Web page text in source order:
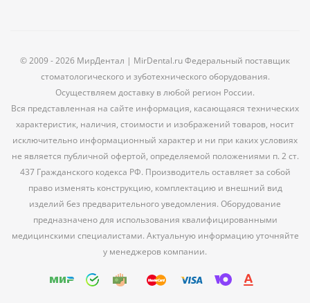
© 2009 - 2026 МирДентал | MirDental.ru Федеральный поставщик
стоматологического и зуботехнического оборудования.
Осуществляем доставку в любой регион России.
Вся представленная на сайте информация, касающаяся технических
характеристик, наличия, стоимости и изображений товаров, носит
исключительно информационный характер и ни при каких условиях
не является публичной офертой, определяемой положениями п. 2 ст.
437 Гражданского кодекса РФ. Производитель оставляет за собой
право изменять конструкцию, комплектацию и внешний вид
изделий без предварительного уведомления. Оборудование
предназначено для использования квалифицированными
медицинскими специалистами. Актуальную информацию уточняйте
у менеджеров компании.